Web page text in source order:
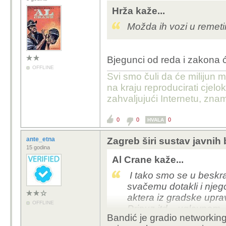
OFFLINE
Hrža kaže...
Možda ih vozi u
Bjegunci od reda i zakona
Svi smo čuli da će milijun
na kraju reproducirati
zahvaljujući Internetu,
0 0 HVALA 0
ante_etna
15 godina
OFFLINE
Zagreb širi sustav javnih
Al Crane kaže...
I tako smo se u
svačemu dotakli i
aktera iz gradske
Pripuz itd...
državom) je golem i
Bandić je gradio